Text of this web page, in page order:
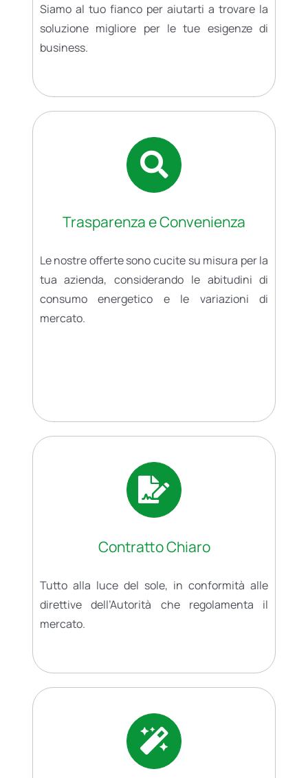
Siamo al tuo fianco per aiutarti a trovare la
soluzione migliore per le tue esigenze di
business.
Trasparenza e Convenienza
Le nostre offerte sono cucite su misura per la
tua azienda, considerando le abitudini di
consumo energetico e le variazioni di
mercato.
Contratto Chiaro
Tutto alla luce del sole, in conformità alle
direttive dell’Autorità che regolamenta il
mercato.